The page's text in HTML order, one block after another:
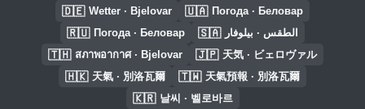
🇩🇪 Wetter · Bjelovar 🇺🇦 Погода · Беловар
🇷🇺 Погода · Беловар 🇸🇦 الطقس · بيلوفار
🇹🇭 สภาพอากาศ · Bjelovar 🇯🇵 天気 · ビェロヴァル
🇭🇰 天氣 · 別洛瓦爾 🇹🇼 天氣預報 · 別洛瓦爾
🇰🇷 날씨 · 벨로바르